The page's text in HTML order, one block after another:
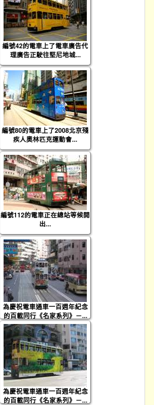
編號42的電車上了電車廣告代
理廣告正駛往堅尼地城...
編號80的電車上了2008北京殘
疾人奧林匹克運動會...
編號112的電車正在總站等候開
出...
為慶祝電車通車一百週年紀念
的百載同行《名家系列》－...
為慶祝電車通車一百週年紀念
的百載同行《名家系列》－...